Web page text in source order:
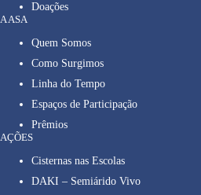
Doações
A ASA
Quem Somos
Como Surgimos
Linha do Tempo
Espaços de Participação
Prêmios
AÇÕES
Cisternas nas Escolas
DAKI – Semiárido Vivo